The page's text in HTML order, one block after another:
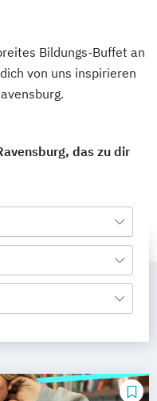
Bildungs-Buffet an
von uns inspirieren
das zu dir